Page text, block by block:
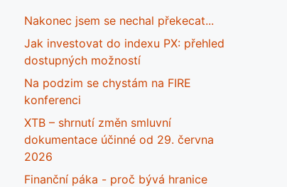
Nakonec jsem se nechal překecat...
Jak investovat do indexu PX: přehled
dostupných možností
Na podzim se chystám na FIRE
konferenci
XTB – shrnutí změn smluvní
dokumentace účinné od 29. června
2026
Finanční páka - proč bývá hranice